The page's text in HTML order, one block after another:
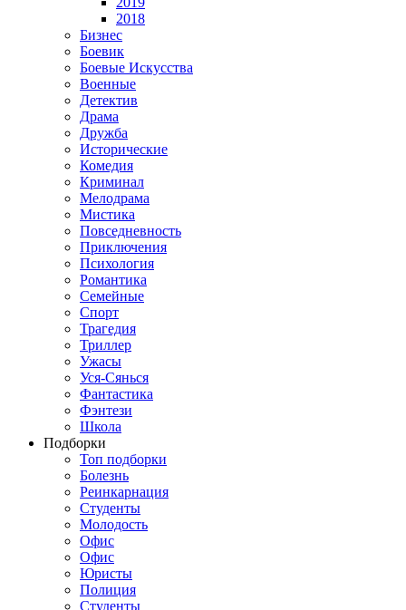
2018
Бизнес
Боевик
Боевые Искусства
Военные
Детектив
Драма
Дружба
Исторические
Комедия
Криминал
Мелодрама
Мистика
Повседневность
Приключения
Психология
Романтика
Семейные
Спорт
Трагедия
Триллер
Ужасы
Уся-Сянься
Фантастика
Фэнтези
Школа
Подборки
Топ подборки
Болезнь
Реинкарнация
Студенты
Молодость
Офис
Офис
Юристы
Полиция
Студенты